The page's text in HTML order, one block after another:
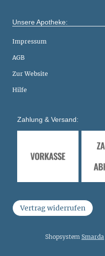
Unsere Apotheke:
Impressum
AGB
Zur Website
Hilfe
Zahlung & Versand:
Vertrag widerrufen
Shopsystem Smarda